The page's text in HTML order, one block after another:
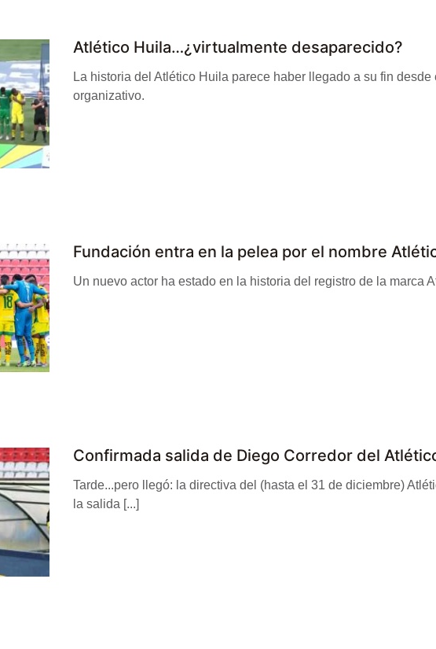
Atlético Huila…¿virtualmente desaparecido?
La historia del Atlético Huila parece haber llegado a su fin desde
organizativo.
Fundación entra en la pelea por el nombre
Un nuevo actor ha estado en la historia del registro de la marca
Confirmada salida de Diego Corredor del
Tarde...pero llegó: la directiva del (hasta el 31 de diciembre)
la salida [...]